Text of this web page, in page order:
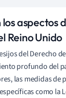
aspectos
Reino Unido
del Derecho
profundo del
las medidas de
como la